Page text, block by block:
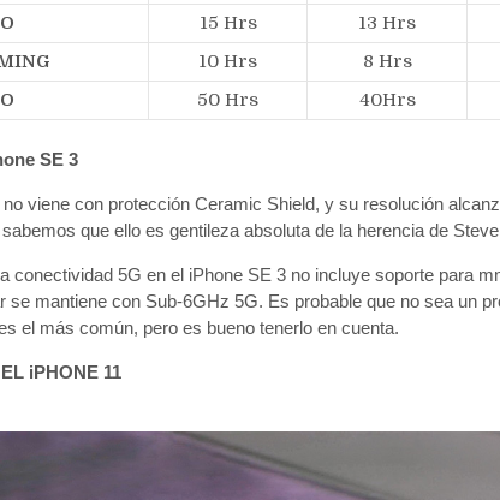
15 Hrs 13 Hrs
10 Hrs 8 Hrs
50 Hrs 40Hrs
SE 3
viene con protección Ceramic Shield, y su resolución
que ello es gentileza absoluta de la herencia de
conectividad 5G en el iPhone SE 3 no incluye soporte para
se mantiene con Sub-6GHz 5G. Es probable que no sea un
el más común, pero es bueno tenerlo en cuenta.
iPHONE 11